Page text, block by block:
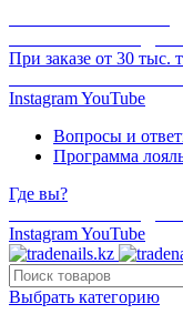
При заказе от 30 тыс.
InstagramYouTube
Вопросы и
Программа
Где вы?
InstagramYouTube
Выбрать категорию